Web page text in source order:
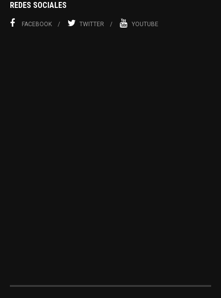
REDES SOCIALES
FACEBOOK TWITTER YOUTUBE